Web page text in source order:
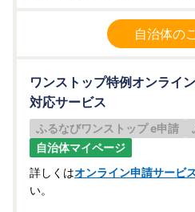
自治体の
ワンストップ特例オンライ
対応サービス
ふるなびワンストップ e申請
自治体マイページ
詳しくはオンライン申請サービ
い。